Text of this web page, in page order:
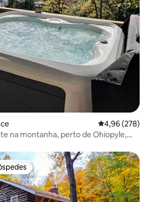
4,96 de uma
4,96 (278)
na montanha, perto de Ohiopyle,
dos hóspedes